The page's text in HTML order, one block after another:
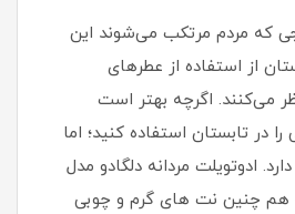
که مردم مرتکب می‌شوند این
از استفاده از عطرهای
می‌کنند. اگرچه بهتر است
را در تابستان استفاده کنید؛ اما
ادوتویلت مردانه دلگادو مدل
هم چنین نت های گرم و چوبی